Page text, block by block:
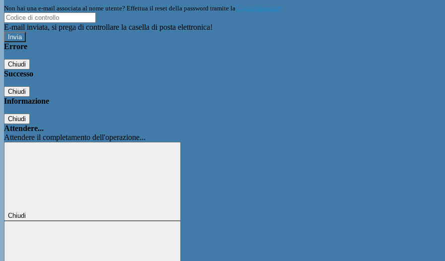
Non hai una e-mail associata al nome utente? Effettua il reset della password tramite la Login Spaggiari
E-mail inviata, si prega di controllare la casella di posta elettronica!
Errore
Chiudi
Successo
Chiudi
Informazione
Chiudi
Attendere...
Attendere il completamento dell'operazione...
Chiudi